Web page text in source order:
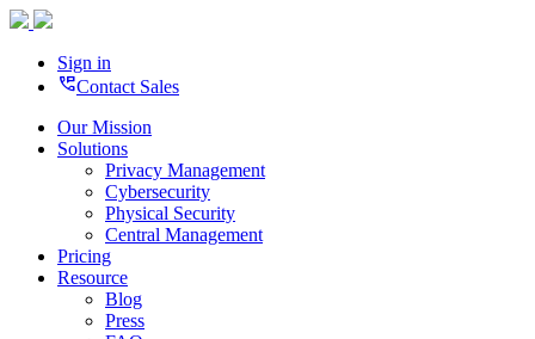
Sign in
perm_phone_msgContact Sales
Our Mission
Solutions
Privacy Management
Cybersecurity
Physical Security
Central Management
Pricing
Resource
Blog
Press